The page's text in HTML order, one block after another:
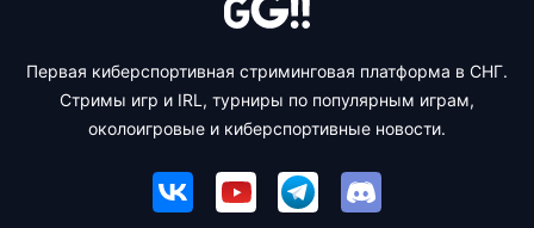
Первая киберспортивная стриминговая платформа в СНГ.
Стримы игр и IRL, турниры по популярным играм,
околоигровые и киберспортивные новости.